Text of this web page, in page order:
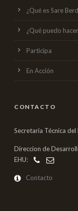
¿Qué es Sare
¿Qué puedo
Participa
En Acción
CONTACTO
Secretaría Técnica
Direccion de
EHU:
Contacto